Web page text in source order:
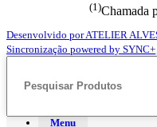
(1)Chamada
Desenvolvido por ATELIER
Sincronização powered by SYNC+
Menu